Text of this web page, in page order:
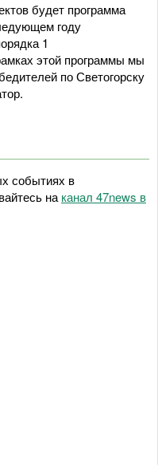
будет программа
году
1
этой программы мы
по Светогорску
событиях в
на канал 47news в